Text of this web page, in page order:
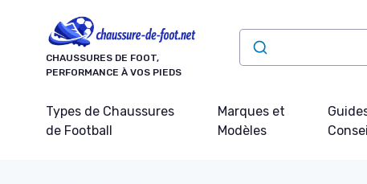
CHAUSSURES DE FOOT,
PERFORMANCE À VOS PIEDS
Types de Chaussures
de Football
Marques et
Modèles